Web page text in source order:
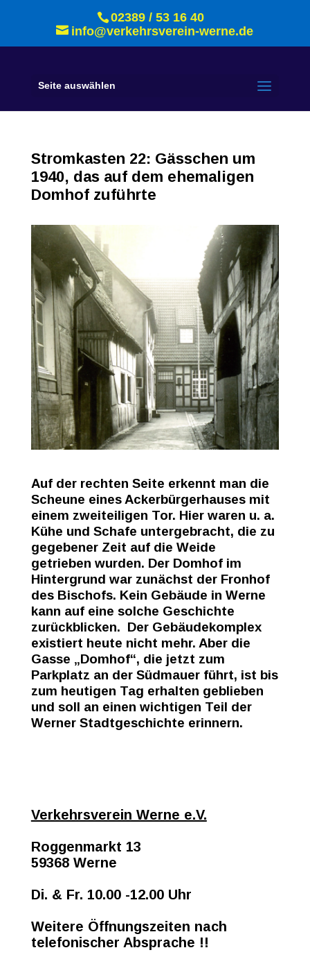
02389 / 53 16 40
info@verkehrsverein-werne.de
Seite auswählen
Stromkasten 22: Gässchen um
1940, das auf dem ehemaligen
Domhof zuführte
Auf der rechten Seite erkennt man die
Scheune eines Ackerbürgerhauses mit
einem zweiteiligen Tor. Hier waren u. a.
Kühe und Schafe untergebracht, die zu
gegebener Zeit auf die Weide
getrieben wurden. Der Domhof im
Hintergrund war zunächst der Fronhof
des Bischofs. Kein Gebäude in Werne
kann auf eine solche Geschichte
zurückblicken. Der Gebäudekomplex
existiert heute nicht mehr. Aber die
Gasse „Domhof“, die jetzt zum
Parkplatz an der Südmauer führt, ist bis
zum heutigen Tag erhalten geblieben
und soll an einen wichtigen Teil der
Werner Stadtgeschichte erinnern.
Verkehrsverein Werne e.V.
Roggenmarkt 13
59368 Werne
Di. & Fr. 10.00 -12.00 Uhr
Weitere Öffnungszeiten nach
telefonischer Absprache !!